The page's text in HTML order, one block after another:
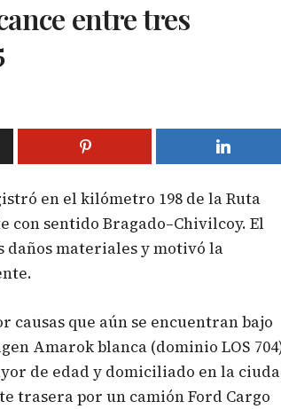
entre tres
en el kilómetro 198 de laRuta
con sentido Bragado–Chivilcoy. El
daños materiales y motivó la
causas que aún se encuentran bajo
Amarok blanca (dominio LOS
de edad y domiciliado en la
trasera por un camión Ford Cargo